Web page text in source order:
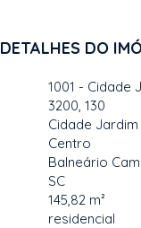
DETALHES DO
1001 - Cidade
3200, 130
Cidade
Centro
Balneário
SC
145,82 m²
residencial